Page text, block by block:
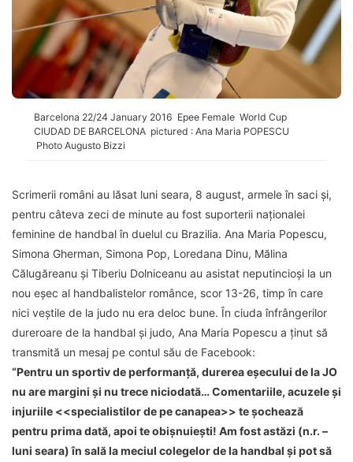
Barcelona 22/24 January 2016 Epee Female World Cup
CIUDAD DE BARCELONA pictured : Ana Maria POPESCU
Photo Augusto Bizzi
Scrimerii români au lăsat luni seara, 8 august, armele în saci și,
pentru câteva zeci de minute au fost suporterii naționalei
feminine de handbal în duelul cu Brazilia. Ana Maria Popescu,
Simona Gherman, Simona Pop, Loredana Dinu, Mălina
Călugăreanu și Tiberiu Dolniceanu au asistat neputincioși la un
nou eșec al handbalistelor românce, scor 13-26, timp în care
nici veștile de la judo nu era deloc bune. În ciuda înfrângerilor
dureroare de la handbal și judo, Ana Maria Popescu a ținut să
transmită un mesaj pe contul său de Facebook:
“Pentru un sportiv de performanță, durerea eșecului de la JO
nu are margini și nu trece niciodată… Comentariile, acuzele și
injuriile <<specialistilor de pe canapea>> te șochează
pentru prima dată, apoi te obișnuiești! Am fost astăzi (n.r. –
luni seara) în sală la meciul colegelor de la handbal și pot să